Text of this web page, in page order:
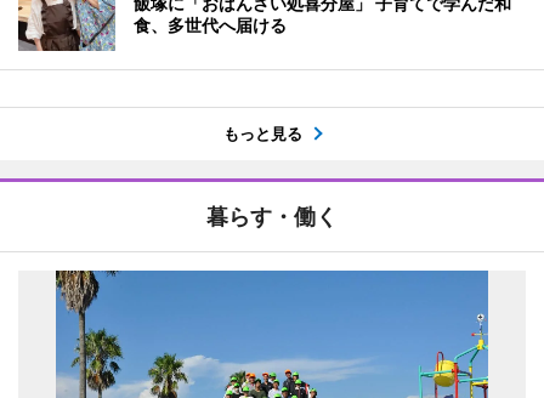
食、多世代へ届ける
もっと見る
暮らす・働く